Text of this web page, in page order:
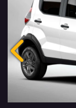
Anterior